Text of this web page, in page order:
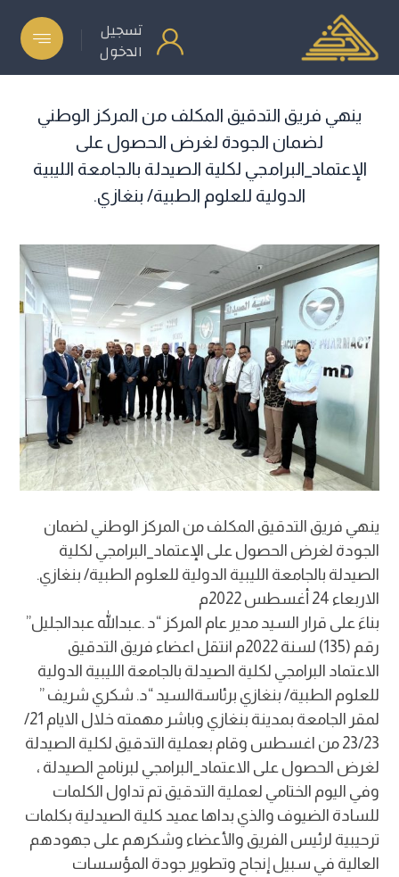
تسجيل
الدخول
ينهي فريق التدقيق المكلف من المركز الوطني
لضمان الجودة لغرض الحصول على
الإعتماد_البرامجي لكلية الصيدلة بالجامعة الليبية
الدولية للعلوم الطبية/ بنغازي.
ينهي فريق التدقيق المكلف من المركز الوطني لضمان
الجودة لغرض الحصول على الإعتماد_البرامجي لكلية
الصيدلة بالجامعة الليبية الدولية للعلوم الطبية/ بنغازي.
الاربعاء 24 أغسطس 2022م
بناءَ على قرار السيد مدير عام المركز “د .عبدالله عبدالجليل”
رقم (135) لسنة 2022م انتقل اعضاء فريق التدقيق
الاعتماد البرامجي لكلية الصيدلة بالجامعة الليبية الدولية
للعلوم الطبية/ بنغازي برئاسةالسيد “د. شكري شريف ”
لمقر الجامعة بمدينة بنغازي وباشر مهمته خلال الايام 21/
23/23 من اغسطس وقام بعملية التدقيق لكلية الصيدلة
لغرض الحصول على الاعتماد_البرامجي لبرنامج الصيدلة ،
وفي اليوم الختامي لعملية التدقيق تم تداول الكلمات
للسادة الضيوف والذي بداها عميد كلية الصيدلية بكلمات
ترحيبية لرئيس الفريق والأعضاء وشكرهم على جهودهم
العالية في سبيل إنجاح وتطوير جودة المؤسسات